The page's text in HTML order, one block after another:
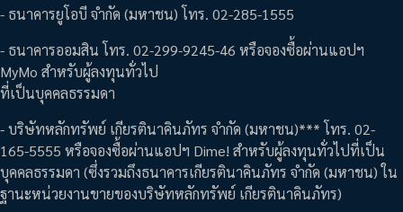
- ธนาคารยูโอบี จำกัด (มหาชน) โทร. 02-285-1555
- ธนาคารออมสิน โทร. 02-299-9245-46 หรือจองซื้อผ่านแอปฯ
MyMo สำหรับผู้ลงทุนทั่วไป
ที่เป็นบุคคลธรรมดา
- บริษัทหลักทรัพย์ เกียรตินาคินภัทร จำกัด (มหาชน)*** โทร. 02-
165-5555 หรือจองซื้อผ่านแอปฯ Dime! สำหรับผู้ลงทุนทั่วไปที่เป็น
บุคคลธรรมดา (ซึ่งรวมถึงธนาคารเกียรตินาคินภัทร จำกัด (มหาชน) ใน
ฐานะหน่วยงานขายของบริษัทหลักทรัพย์ เกียรตินาคินภัทร)